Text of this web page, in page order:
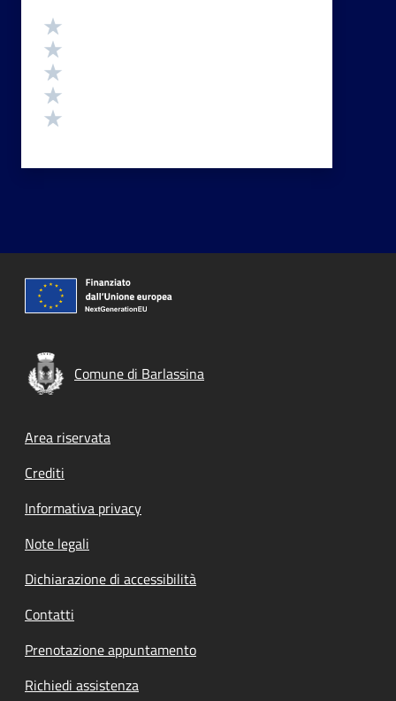
Valutazione
Comune di Barlassina
Footer menu
Area riservata
Crediti
Informativa privacy
Note legali
Dichiarazione di accessibilità
Contatti
Prenotazione appuntamento
Richiedi assistenza